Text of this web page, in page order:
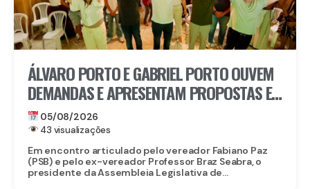
ÁLVARO PORTO E GABRIEL PORTO OUVEM
DEMANDAS E APRESENTAM PROPOSTAS E
PROJETOS A LIDERANÇAS DE PAULISTA
05/08/2026
43 visualizações
Em encontro articulado pelo vereador Fabiano Paz
(PSB) e pelo ex-vereador Professor Braz Seabra, o
presidente da Assembleia Legislativa de...